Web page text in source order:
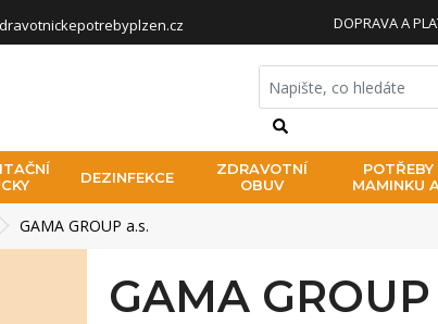
DOPRAVA A
HLEDAT
DEZINFEKCE
ZDRAVOTNÍ
OBUV
POTŘEBY
MAMINKU
GAMA GROUP a.s.
GAMA GROUP